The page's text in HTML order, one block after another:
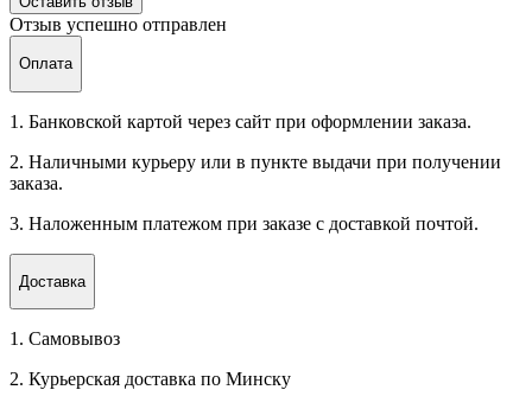
Отзыв успешно отправлен
Оплата
1. Банковской картой через сайт при оформлении заказа.
2. Наличными курьеру или в пункте выдачи при получении
заказа.
3. Наложенным платежом при заказе с доставкой почтой.
Доставка
1. Самовывоз
2. Курьерская доставка по Минску